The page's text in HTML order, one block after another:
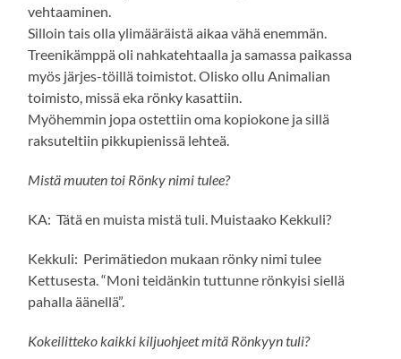
vehtaaminen.
Silloin tais olla ylimääräistä aikaa vähä enemmän.
Treenikämppä oli nahkatehtaalla ja samassa paikassa
myös järjes-töillä toimistot. Olisko ollu Animalian
toimisto, missä eka rönky kasattiin.
Myöhemmin jopa ostettiin oma kopiokone ja sillä
raksuteltiin pikkupienissä lehteä.
Mistä muuten toi Rönky nimi tulee?
KA: Tätä en muista mistä tuli. Muistaako Kekkuli?
Kekkuli: Perimätiedon mukaan rönky nimi tulee
Kettusesta. “Moni teidänkin tuttunne rönkyisi siellä
pahalla äänellä”.
Kokeilitteko kaikki kiljuohjeet mitä Rönkyyn tuli?